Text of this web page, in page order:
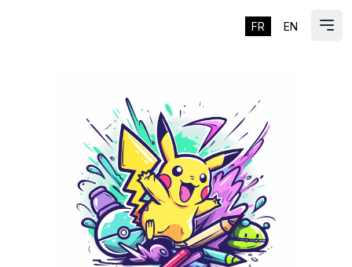
FR EN ES